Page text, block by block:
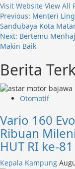
Visit Website View All
Post
navigation
Previous: Menteri
Sandubaya Kota
Next: Bertemu
Makin Baik
Berita
Otomotif
Vario 160
Ribuan
HUT RI ke-81
Kepala Kampung